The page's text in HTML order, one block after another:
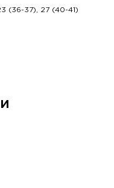
(36-37), 27 (40-41)